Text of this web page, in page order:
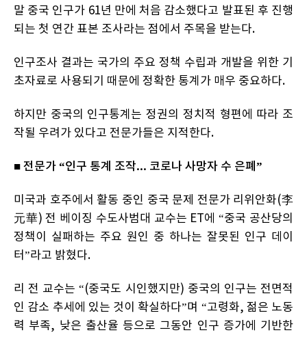
말 중국 인구가 61년 만에 처음 감소했다고 발표된 후 진행
되는 첫 연간 표본 조사라는 점에서 주목을 받는다.
인구조사 결과는 국가의 주요 정책 수립과 개발을 위한 기
초자료로 사용되기 때문에 정확한 통계가 매우 중요하다.
하지만 중국의 인구통계는 정권의 정치적 형편에 따라 조
작될 우려가 있다고 전문가들은 지적한다.
■ 전문가 “인구 통계 조작... 코로나 사망자 수 은폐”
미국과 호주에서 활동 중인 중국 문제 전문가 리위안화(李
元華) 전 베이징 수도사범대 교수는 ET에 “중국 공산당의
정책이 실패하는 주요 원인 중 하나는 잘못된 인구 데이
터”라고 밝혔다.
리 전 교수는 “(중국도 시인했지만) 중국의 인구는 전면적
인 감소 추세에 있는 것이 확실하다”며 “고령화, 젊은 노동
력 부족, 낮은 출산율 등으로 그동안 인구 증가에 기반한